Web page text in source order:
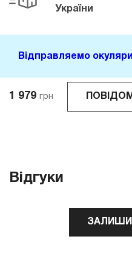
1 979 грн
України
Відправляемо
Відгуки